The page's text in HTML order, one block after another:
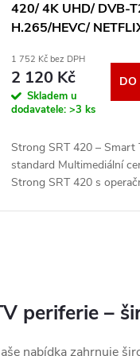
420/ 4K UHD/ DVB-
H.265/HEVC/
LAN/ Wi-Fi/ Android
SRT420
1 752 Kč bez DPH
2 120 Kč
Skladem u
dodavatele: >3 ks
DO
Strong SRT 420 – Smart
standard Multimediální
Strong SRT 420 s
periferie –
nabídka zahrnuje